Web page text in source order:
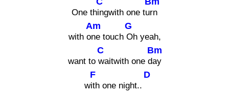
One thingwith one turn
with o
Am
ne touch
G
Oh yeah,
want to
C
waitwith one d
Bm
ay
w
F
ith one night..
D